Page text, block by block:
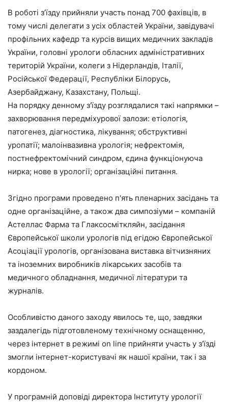
В роботі з’їзду прийняли участь понад 700 фахівців, в
тому числі делегати з усіх областей України, завідувачі
профільних кафедр та курсів вищих медичних закладів
України, головні урологи обласних адміністративних
територій України, колеги з Нідерландів, Італії,
Російської Федерації, Республіки Білорусь,
Азербайджану, Казахстану, Польщі.
На порядку денному з'їзду розглядалися такі напрямки –
захворювання передміхурової залози: етіологія,
патогенез, діагностика, лікування; обструктивні
уропатії; малоінвазивна урологія; нефректомія,
постнефректомічний синдром, єдина функціонуюча
нирка; нове в урології; організаційні питання.
Згідно програми проведено п'ять пленарних засідань та
одне організаційне, а також два симпозіуми – компаній
Астеллас Фарма та Глаксосміткляйн, засідання
Європейської школи урологів під егідою Європейської
Асоціації урологів, організована виставка вітчизняних
та іноземних виробників лікарських засобів та
медичного обладнання, медичної літератури та
журналів.
Особливістю даного заходу явилось те, що, завдяки
заздалегідь підготовленому технічному оснащенню,
через інтернет в режимі on line прийняти участь у з'їзді
змогли інтернет-користувачі як нашої країни, так і за
кордоном.
У програмній доповіді директора Інституту урології